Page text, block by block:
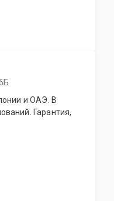
и ОАЭ. В
Гарантия,